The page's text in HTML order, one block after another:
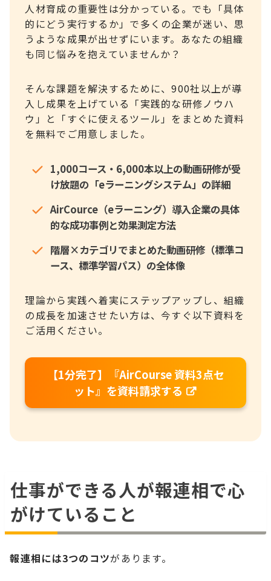
人材育成の重要性は分かっている。でも「具体
的にどう実行するか」で多くの企業が迷い、思
うような成果が出せずにいます。あなたの組織
も同じ悩みを抱えていませんか？
そんな課題を解決するために、900社以上が導
入し成果を上げている「実践的な研修ノウハ
ウ」と「すぐに使えるツール」をまとめた資料
を無料でご用意しました。
1,000コース・6,000本以上の動画研修が受
け放題の「eラーニングシステム」の詳細
AirCource（eラーニング）導入企業の具体
的な成功事例と効果測定方法
階層×カテゴリでまとめた動画研修（標準コ
ース、標準学習パス）の全体像
理論から実践へ着実にステップアップし、組織
の成長を加速させたい方は、今すぐ以下資料を
ご活用ください。
【1分完了】『AirCourse 資料3点セ
ット』を資料請求する
仕事ができる人が報連相で心
がけていること
報連相には3つのコツがあります。